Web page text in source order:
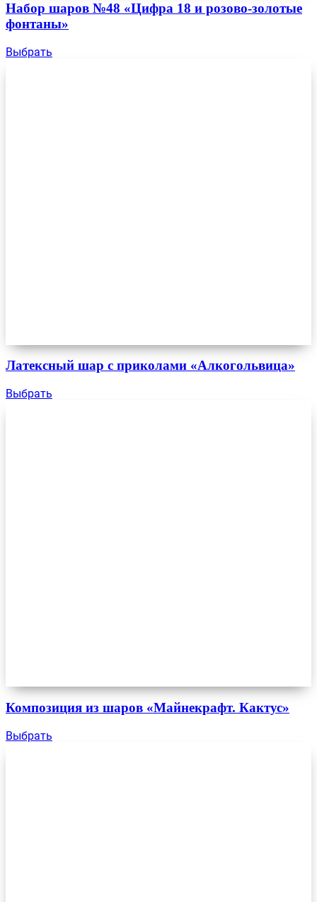
Набор шаров №48 «Цифра 18 и розово-золотые
фонтаны»
Выбрать
Латексный шар с приколами «Алкогольвица»
Выбрать
Композиция из шаров «Майнекрафт. Кактус»
Выбрать